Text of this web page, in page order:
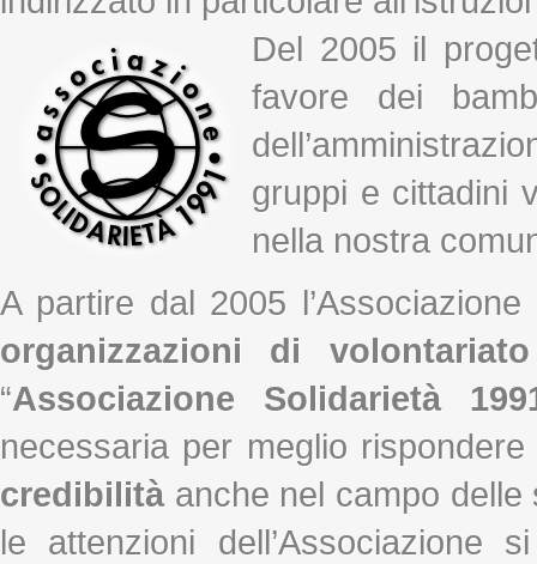
Del 2005 il
favore dei
gruppi e cittadini
nella nostra
A partire dal 2005
organizzazioni di
“Associazione Solidarietà
necessaria per meglio
credibilità anche nel campo
le attenzioni